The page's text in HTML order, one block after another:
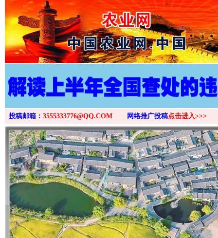
>
投稿邮箱： 3555333776@QQ.COM 网络推广投稿点击进入>>>